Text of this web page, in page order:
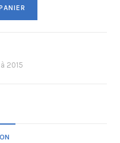
2015